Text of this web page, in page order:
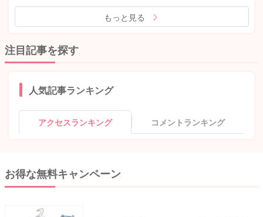
もっと見る
注目記事を探す
人気記事ランキング
アクセスランキング コメントランキング
お得な無料キャンペーン